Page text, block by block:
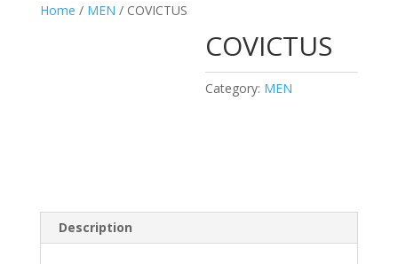
Home / MEN / COVICTUS
COVICTUS
Category: MEN
Description